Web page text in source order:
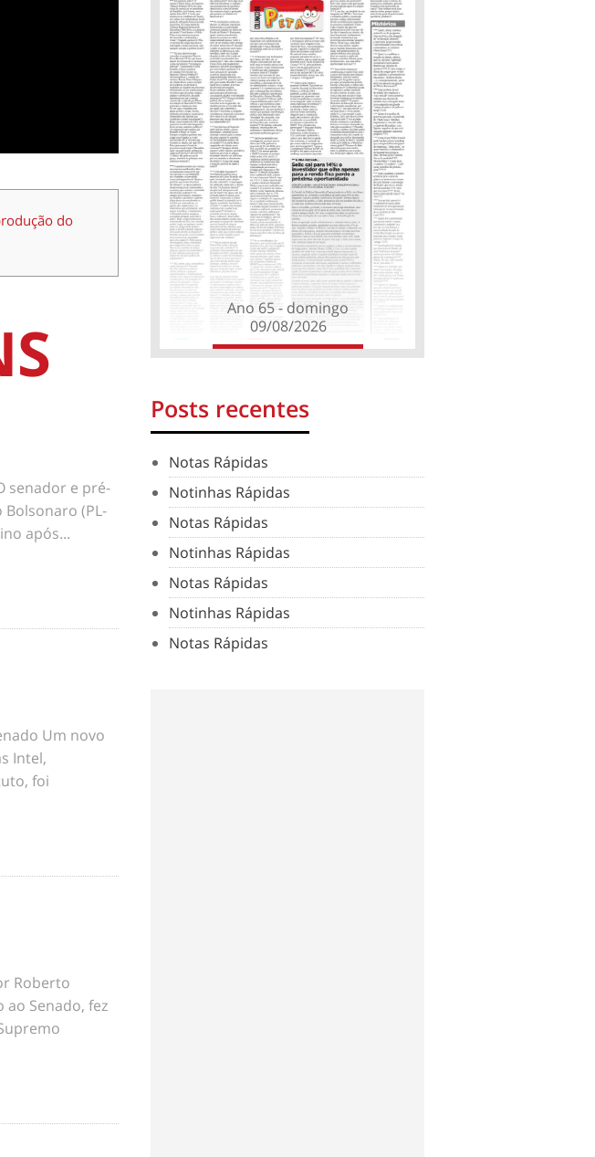
do
senador e pré-
Bolsonaro (PL-
após...
Um novo
Intel,
foi
Roberto
Senado, fez
Ano 65 - domingo
09/08/2026
Posts recentes
Notas Rápidas
Notinhas Rápidas
Notas Rápidas
Notinhas Rápidas
Notas Rápidas
Notinhas Rápidas
Notas Rápidas